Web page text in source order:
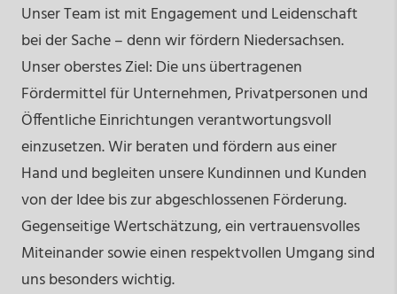
Unser Team ist mit Engagement und Leidenschaft
bei der Sache – denn wir fördern Niedersachsen.
Unser oberstes Ziel: Die uns übertragenen
Fördermittel für Unternehmen, Privatpersonen und
Öffentliche Einrichtungen verantwortungsvoll
einzusetzen. Wir beraten und fördern aus einer
Hand und begleiten unsere Kundinnen und Kunden
von der Idee bis zur abgeschlossenen Förderung.
Gegenseitige Wertschätzung, ein vertrauensvolles
Miteinander sowie einen respektvollen Umgang sind
uns besonders wichtig.